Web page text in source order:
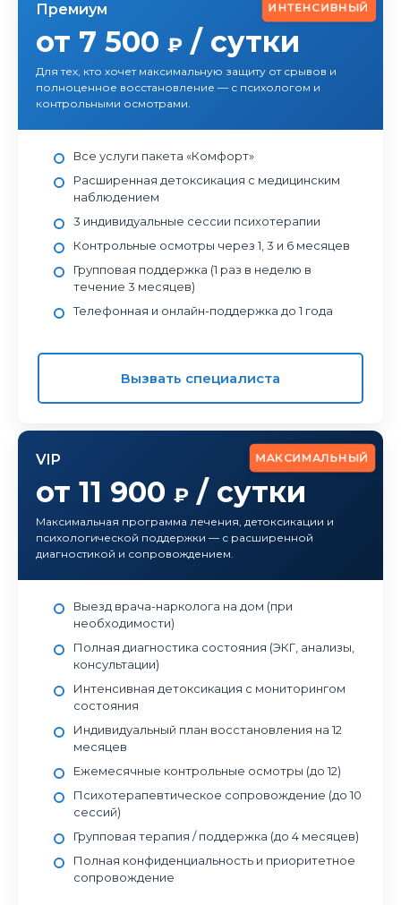
ИНТЕНСИВНЫЙ
Премиум
от 7 500 ₽ / сутки
Для тех, кто хочет максимальную защиту от срывов и
полноценное восстановление — с психологом и
контрольными осмотрами.
Все услуги пакета «Комфорт»
Расширенная детоксикация с медицинским
наблюдением
3 индивидуальные сессии психотерапии
Контрольные осмотры через 1, 3 и 6 месяцев
Групповая поддержка (1 раз в неделю в
течение 3 месяцев)
Телефонная и онлайн-поддержка до 1 года
Вызвать специалиста
МАКСИМАЛЬНЫЙ
VIP
от 11 900 ₽ / сутки
Максимальная программа лечения, детоксикации и
психологической поддержки — с расширенной
диагностикой и сопровождением.
Выезд врача-нарколога на дом (при
необходимости)
Полная диагностика состояния (ЭКГ, анализы,
консультации)
Интенсивная детоксикация с мониторингом
состояния
Индивидуальный план восстановления на 12
месяцев
Ежемесячные контрольные осмотры (до 12)
Психотерапевтическое сопровождение (до 10
сессий)
Групповая терапия / поддержка (до 4 месяцев)
Полная конфиденциальность и приоритетное
сопровождение